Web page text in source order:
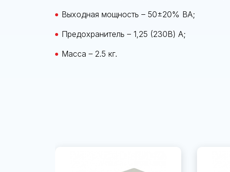
Выходная мощность – 50±20% ВА;
Предохранитель – 1,25 (230В) А;
Масса – 2.5 кг.